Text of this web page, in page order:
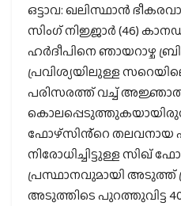
ഒട്ടാവ: ഖലിസ്ഥാന്‍
സിംഗ് നിജ്ജാര്‍ (46)
ഹര്‍ദീപിനെ ഞായറാഴ്ച
പ്രവിശ്യയിലുള്ള
പരിസരത്ത് വച്ച്
ഫോഴ്സിൻ്റെ തലവനായ
നിരോധിച്ചിട്ടുള്ള സിഖ്
പ്രസ്ഥാനവുമായി അടുത്ത്
അടുത്തിടെ പുറത്തുവിട്ട